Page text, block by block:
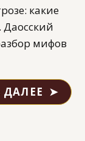
какие
Даосский
мифов
ДАЛЕЕ